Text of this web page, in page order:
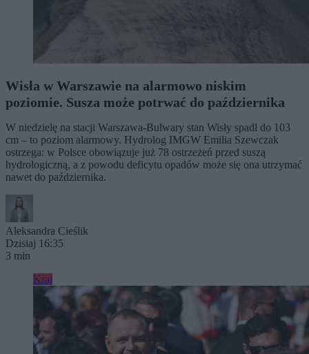
Wisła w Warszawie na alarmowo niskim
poziomie. Susza może potrwać do października
W niedzielę na stacji Warszawa-Bulwary stan Wisły spadł do 103
cm – to poziom alarmowy. Hydrolog IMGW Emilia Szewczak
ostrzega: w Polsce obowiązuje już 78 ostrzeżeń przed suszą
hydrologiczną, a z powodu deficytu opadów może się ona utrzymać
nawet do października.
Aleksandra Cieślik
Dzisiaj 16:35
3 min
Kraj